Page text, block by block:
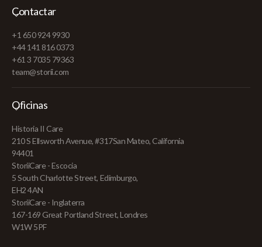
Contactar
+1 650 924 9930
+44 141 816 0373
+61 3 7035 79363
team@storii.com
Oficinas
Historia II Care
210 S Ellsworth Avenue, #317San Mateo, California
94401
StoriiCare - Escocia
5 South Charlotte Street, Edimburgo,
EH2 4AN
StoriiCare - Inglaterra
167-169 Great Portland Street, Londres
W1W 5PF